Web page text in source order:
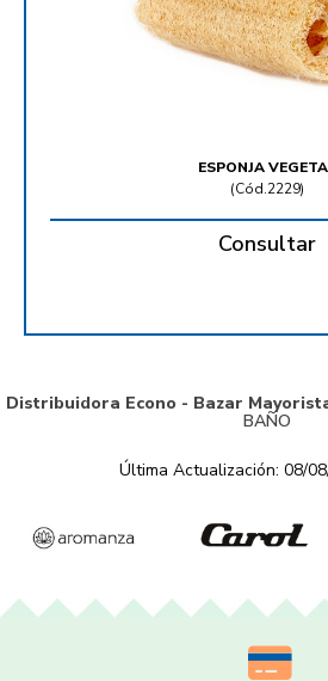
ESPONJA
(Cód.2229)
Consultar
Distribuidora Econo - Bazar
BAÑO
Última Actualización: 08/